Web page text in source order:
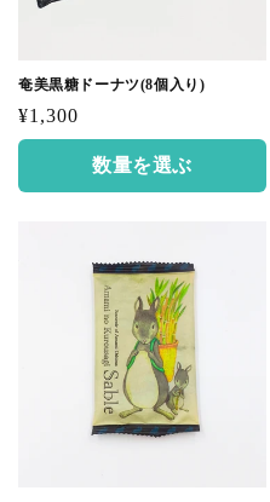
奄美黒糖ドーナツ(8個入り)
通
常
格
¥1,300
数量を選ぶ